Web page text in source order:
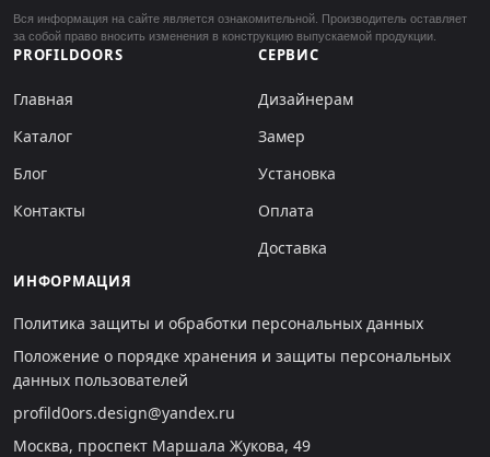
Вся информация на сайте является ознакомительной. Производитель оставляет
за собой право вносить изменения в конструкцию выпускаемой продукции.
PROFILDOORS
Главная
Каталог
Блог
Контакты
СЕРВИС
Дизайнерам
Замер
Установка
Оплата
Доставка
ИНФОРМАЦИЯ
Политика защиты и обработки персональных данных
Положение о порядке хранения и защиты персональных
данных пользователей
profild0ors.design@yandex.ru
Москва, проспект Маршала Жукова, 49